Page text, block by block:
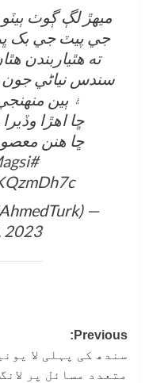
ميھڙ لڳ ڳوٺ
جي پيٽ جي بک
ته ھٿياربندن
سندس نياڻي جون
۽ ٻين
ڇا اهڙا
ڇا هنن
#AresstNadirMagsi
— Sartaj Ahmed (@SartajAhmedTurk)
2023
Post
navigation
Previous:
سندھ کی پہلی لا
متعدد مسائل پر